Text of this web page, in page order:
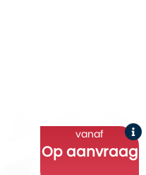
vanaf
Op aanvraag